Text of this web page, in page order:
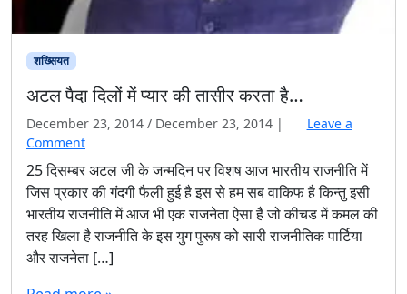
December 23, 2014 December 23, 2014
Leave a
Comment
25 दिसम्बर अटल जी के जन्मदिन पर विशष आज भारतीय राजनीति में
भारतीय राजनीति में आज भी एक राजनेता ऐसा है जो कीचड में कमल की
तरह खिला है राजनीति के इस युग पुरूष को सारी राजनीतिक पार्टिया
और राजनेता […]
Read more »
Atal Bihari Bajpai अटल